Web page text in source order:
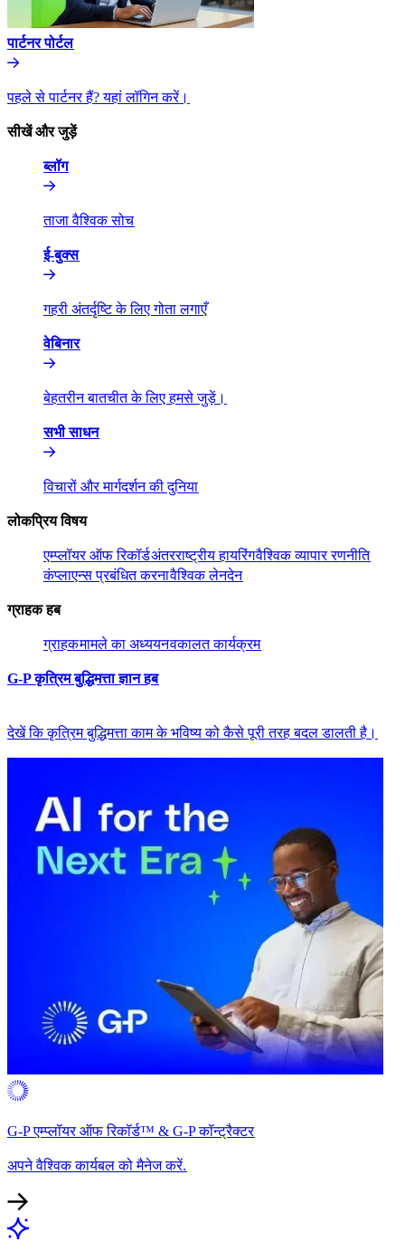
पार्टनर पोर्टल​​
पहले से पार्टनर हैं? यहां लॉगिन करें।​​
सीखें और जुड़ें​​
ब्लॉग​​
ताजा वैश्विक सोच​​
ई-बुक्स​​
गहरी अंतर्दृष्टि के लिए गोता लगाएँ​​
वेबिनार​​
बेहतरीन बातचीत के लिए हमसे जुड़ें।​​
सभी साधन​​
विचारों और मार्गदर्शन की दुनिया​​
लोकप्रिय विषय​​
एम्प्लॉयर ऑफ रिकॉर्ड​​अंतरराष्ट्रीय हायरिंग​​वैश्विक व्यापार रणनीति​​
कंप्लाएन्स प्रबंधित करना​​वैश्विक लेनदेन​​
ग्राहक हब​​
ग्राहक​​मामले का अध्ययन​​वकालत कार्यक्रम​​
G-P कृत्रिम बुद्धिमत्ता ज्ञान हब​​
देखें कि कृत्रिम बुद्धिमत्ता काम के भविष्य को कैसे पूरी तरह बदल डालती है।​​
G-P एम्प्लॉयर ऑफ रिकॉर्ड™ & G-P कॉन्ट्रैक्टर​​
अपने वैश्विक कार्यबल को मैनेज करें.​​